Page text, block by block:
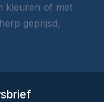
kleuren of met
geprijsd,